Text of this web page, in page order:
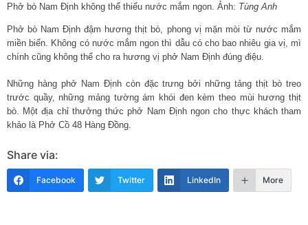
Phở bò Nam Định không thể thiếu nước mắm ngon. Ảnh: Tùng Anh
Phở bò Nam Định đậm hương thịt bò, phong vị mặn mòi từ nước mắm
miền biển. Không có nước mắm ngon thì dẫu có cho bao nhiêu gia vị, mì
chính cũng không thể cho ra hương vị phở Nam Định đúng điệu.
Những hàng phở Nam Định còn đặc trưng bởi những tảng thịt bò treo
trước quầy, những mảng tường ám khói đen kèm theo mùi hương thịt
bò. Một địa chỉ thưởng thức phở Nam Định ngon cho thực khách tham
khảo là Phở Cồ 48 Hàng Đồng.
Share via:
Facebook Twitter LinkedIn More